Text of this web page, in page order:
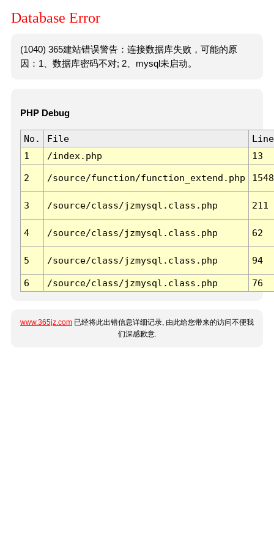
Database Error
(1040) 365建站错误警告：连接数据库失败，可能的原
因：1、数据库密码不对; 2、mysql未启动。
PHP Debug
No. File
Line
1
/index.php 13
2 /source/function/function_extend.php 1548
3 /source/class/jzmysql.class.php 211
4 /source/class/jzmysql.class.php 62
5 /source/class/jzmysql.class.php 94
6 /source/class/jzmysql.class.php 76
www.365jz.com 已经将此出错信息详细记录, 由此给您带来的访问不便我
们深感歉意.